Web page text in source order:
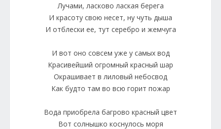
Лучами, ласково лаская берега
И красоту свою несет, ну чуть дыша
И отблески ее, тут серебро и жемчуга
И вот оно совсем уже у самых вод
Красивейший огромный красный шар
Окрашивает в лиловый небосвод
Как будто там во всю горит пожар
Вода приобрела багрово красный цвет
Вот солнышко коснулось моря